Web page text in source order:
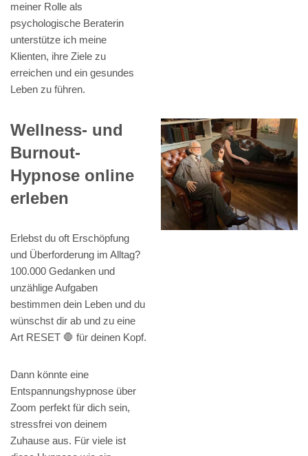
meiner Rolle als
psychologische Beraterin
unterstütze ich meine
Klienten, ihre Ziele zu
erreichen und ein gesundes
Leben zu führen.
Wellness- und
Burnout-
Hypnose online
erleben
Erlebst du oft Erschöpfung
und Überforderung im Alltag?
100.000 Gedanken und
unzählige Aufgaben
bestimmen dein Leben und du
wünschst dir ab und zu eine
Art RESET 🛑 für deinen Kopf.
Dann könnte eine
Entspannungshypnose über
Zoom perfekt für dich sein,
stressfrei von deinem
Zuhause aus. Für viele ist